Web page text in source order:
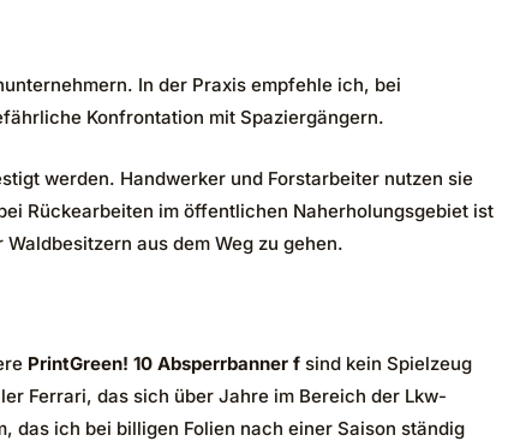
In der Praxis empfehle ich, bei
Konfrontation mit Spaziergängern.
werden. Handwerker und Forstarbeiter nutzen sie
Rückearbeiten im öffentlichen Naherholungsgebiet ist
aus dem Weg zu gehen.
PrintGreen! 10 Absperrbanner f sind kein Spielzeug
Ferrari, das sich über Jahre im Bereich der Lkw-
das ich bei billigen Folien nach einer Saison ständig